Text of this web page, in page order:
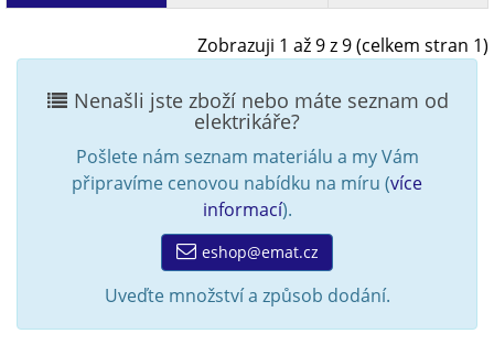
Zobrazuji 1 až 9 z 9 (celkem stran 1)
Nenašli jste zboží nebo máte seznam od
elektrikáře?
Pošlete nám seznam materiálu a my Vám
připravíme cenovou nabídku na míru (více
informací).
eshop@emat.cz
Uveďte množství a způsob dodání.